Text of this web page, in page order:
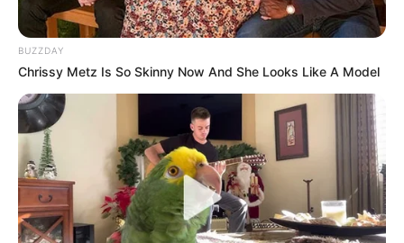
BUZZDAY
Chrissy Metz Is So Skinny Now And She Looks Like A Model